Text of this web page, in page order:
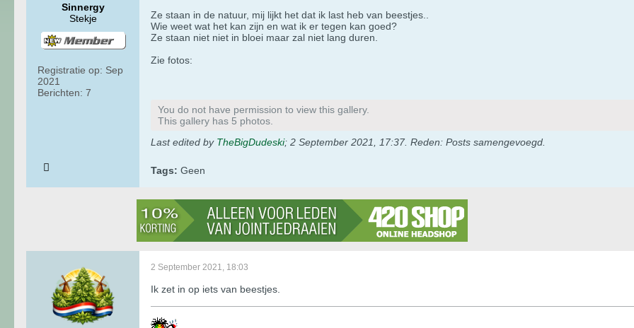
Sinnergy
Stekje
Registratie op: Sep
2021
Berichten: 7
Ze staan in de natuur, mij lijkt het dat ik last heb van beestjes..
Wie weet wat het kan zijn en wat ik er tegen kan goed?
Ze staan niet niet in bloei maar zal niet lang duren.
Zie fotos:
You do not have permission to view this gallery.
This gallery has 5 photos.
Last edited by TheBigDudeski; 2 September 2021, 17:37 Reden: Posts samengevoegd.
Tags: Geen
2 September 2021, 18:03
Ik zet in op iets van beestjes.